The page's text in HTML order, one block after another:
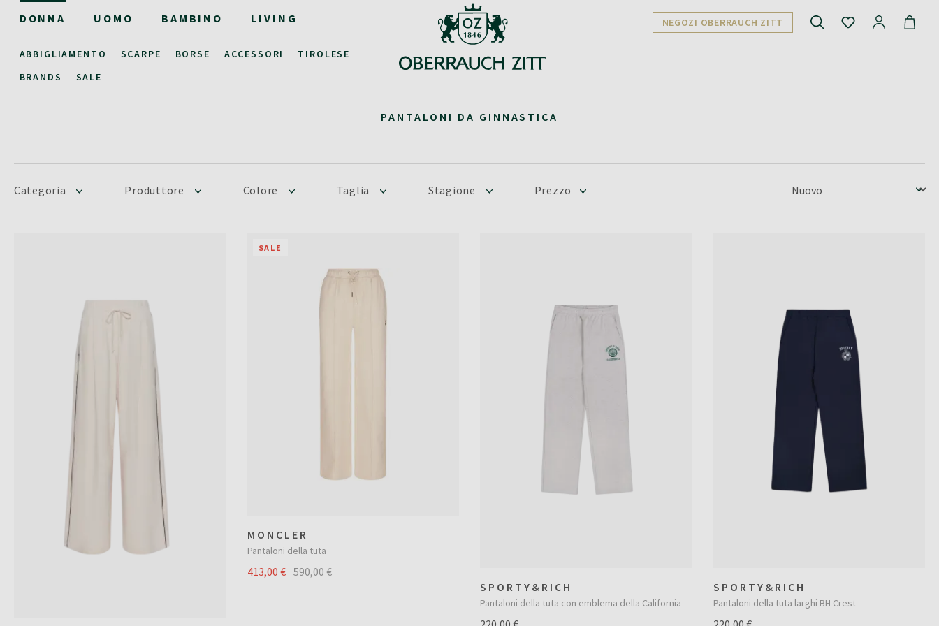
DONNA UOMO BAMBINO LIVING
ABBIGLIAMENTO SCARPE BORSE ACCESSORI
TIROLESE
BRANDS
SALE
NEGOZI OBERRAUCH ZITT
PANTALONI DA GINNASTICA
Categoria Produttore Colore Taglia Stagione Prezzo
SALE
MONCLER
Pantaloni della tuta
413,00 € 590,00 €
SPORTY&RICH
Pantaloni della tuta con emblema della California
SPORTY&RICH
Pantaloni della tuta larghi BH Crest